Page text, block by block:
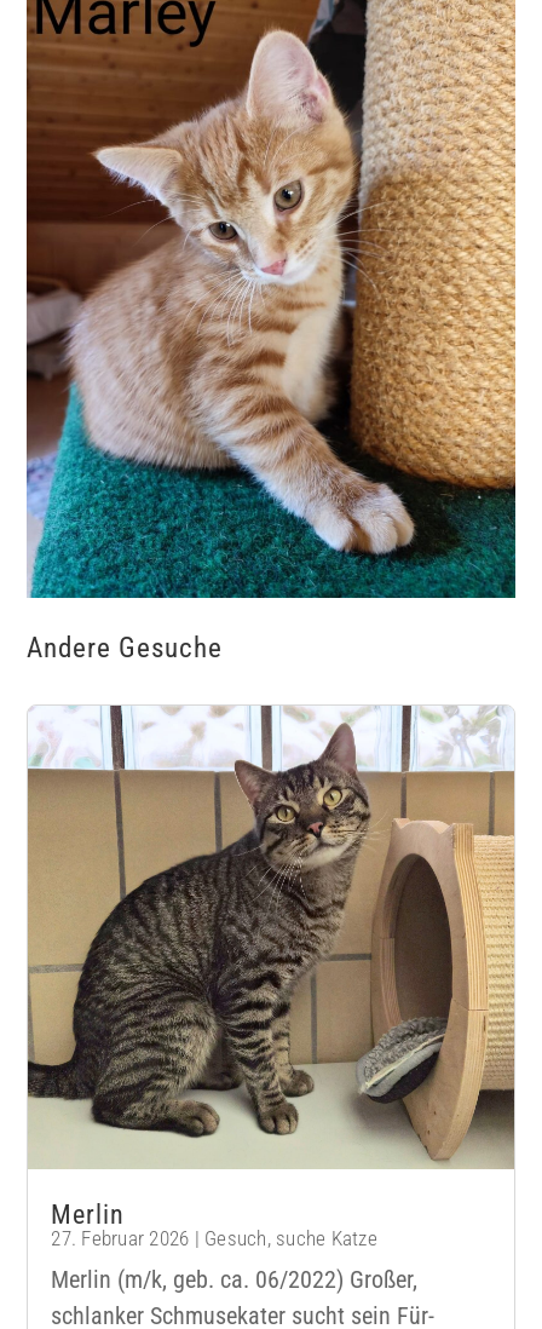
Andere Gesuche
Merlin
27. Februar 2026 | Gesuch, suche Katze
Merlin (m/k, geb. ca. 06/2022) Großer,
schlanker Schmusekater sucht sein Für-